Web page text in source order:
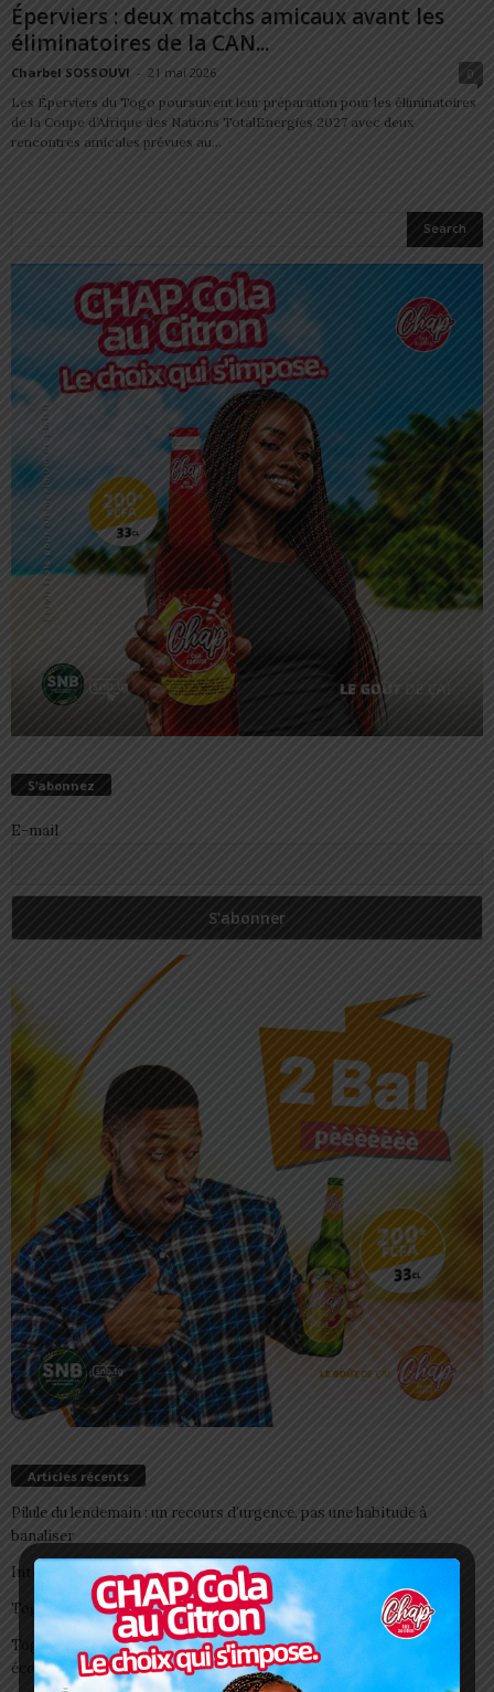
Éperviers : deux matchs amicaux avant les
éliminatoires de la CAN...
Charbel SOSSOUVI - 21 mai 2026
0
Les Éperviers du Togo poursuivent leur préparation pour les éliminatoires
de la Coupe d’Afrique des Nations TotalEnergies 2027 avec deux
rencontres amicales prévues au...
S’abonnez
E-mail
Articles récents
Pilule du lendemain : un recours d’urgence, pas une habitude à
banaliser
Interclubs CAF: ASCK et ASKO face à deux gros morceaux
Togo/ Boissons énergisantes: l’État tire la sonnette d’alarme
Togo/ Rentrée scolaire 2026-2027: consultez la liste officielle des
écoles autorisées